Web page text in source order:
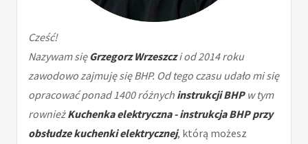
Cześć!
Nazywam sięGrzegorz Wrzeszczi od 2014 roku
zawodowo zajmuję się BHP. Od tego czasu udało mi się
opracować ponad 1400 różnych instrukcji BHPw tym
rownieżKuchenka elektryczna - instrukcja BHP przy
obsłudze kuchenki elektrycznej, którą możesz